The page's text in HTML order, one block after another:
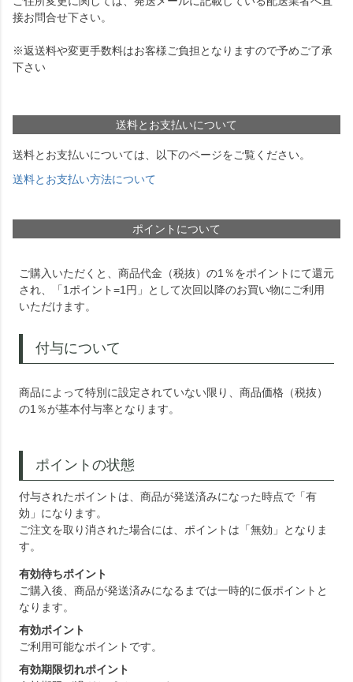
接お問合せ下さい。
※返送料や変更手数料はお客様ご負担となりますので予めご了承
下さい
送料とお支払いについて
送料とお支払いについては、以下のページをご覧ください。
送料とお支払い方法について
ポイントについて
ご購入いただくと、商品代金（税抜）の1％をポイントにて還元
され、「1ポイント=1円」として次回以降のお買い物にご利用
いただけます。
付与について
商品によって特別に設定されていない限り、商品価格（税抜）
の1％が基本付与率となります。
ポイントの状態
付与されたポイントは、商品が発送済みになった時点で「有
効」になります。
ご注文を取り消された場合には、ポイントは「無効」となりま
す。
有効待ちポイント
ご購入後、商品が発送済みになるまでは一時的に仮ポイントと
なります。
有効ポイント
ご利用可能なポイントです。
有効期限切れポイント